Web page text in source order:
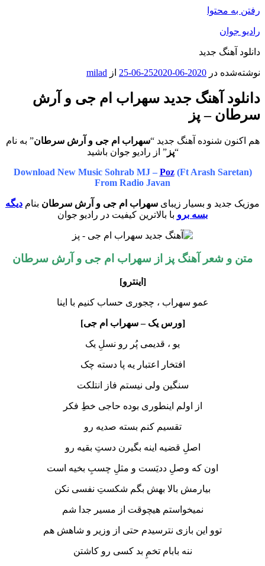
رفتن به محتوا
رادیو جوان
دانلود آهنگ جدید
نوشته‌شده در 2020-06-25
2020-06-25 از milad
دانلود آهنگ جدید سهراب ام جی و آرش
سرطان – پز
هم اکنون شنوده آهنگ جدید “سهراب ام جی و آرش سرطان” به نام
“پز” از رادیو جوان باشید
Download New Music Sohrab MJ – Poz(Ft Arash Saretan)
From Radio Javan
موزیک جدید و بسیار زیبای سهراب ام جی و آرش سرطان بنام دیگه
بسه برو با بالاترین کیفیت در رادیو جوان
متن و شعر آهنگ پز از سهراب ام جی و آرش سرطان
[اینترو]
عمو سهراب ، چجوری حساب کنیم با اینا
[ورس یک – سهراب ام جی]
یو ، قدیمی پُر رو نسلِ یک
افتخار اعتبار یه پا دسته چک
سنگین ولی نیستم فاز انتلکت
از اولم اینطوری بوده حاجی خطِ فکر
تقسیم کنم بسته صدیه رو
اصلِ قضیه اینه بگیرن دستِ بقیه رو
اون که وصلِ ددیَست و مثلِ چسبِ بخیه است
بیارمش بالا بهش بگم شکستِ نفسی نکن
نمیخواستم هیچوقت از مسیر جدا شم
توو این بازی نترسیدم حتی از وزیر و شاهش هم
ننه بابام تخمِ بد کسی رو کاشتن